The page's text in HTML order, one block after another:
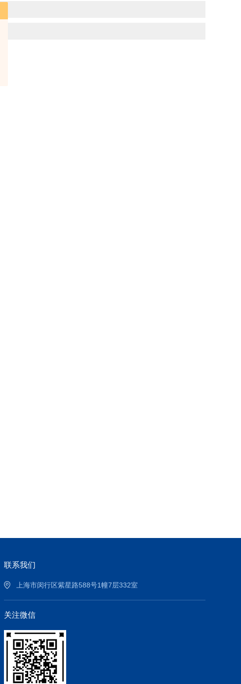
联系我们
上海市闵行区紫星路588号1幢7层332室
关注微信